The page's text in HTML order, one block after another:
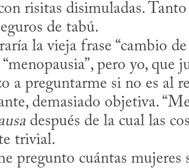
risitas disimuladas.
de tabú.
pero yo, que
a preguntarme si no es al
demasiado objetiva.
después de la cual las
trivial.